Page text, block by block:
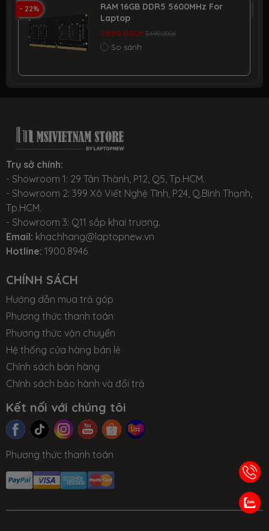
QUYỀN
HÀNH
- 22%
RAM 16GB DDR5 5600MHz For
Laptop
2.890.000₫ 3.690.000₫
So sánh
Trụ sở chính:
- Showroom 1: 29 Tân Thành, P12, Q5, Tp.HCM.
- Showroom 2: 399 Xô Viết Nghệ Tĩnh, P24, Q.Bình Thạnh,
Tp.HCM.
- Showroom 3: Q11 sắp khai trương.
Email: khachhang@laptopnew.vn
Hotline: 1900.8946
CHÍNH SÁCH
Hướng dẫn mua trả góp
Phương thức thanh toán
Phương thức vận chuyển
Hệ thống cửa hàng bán lẻ
Chính sách bán hàng
Chính sách bảo hành và đổi trả
Kết nối với chúng tôi
Phương thức thanh toán